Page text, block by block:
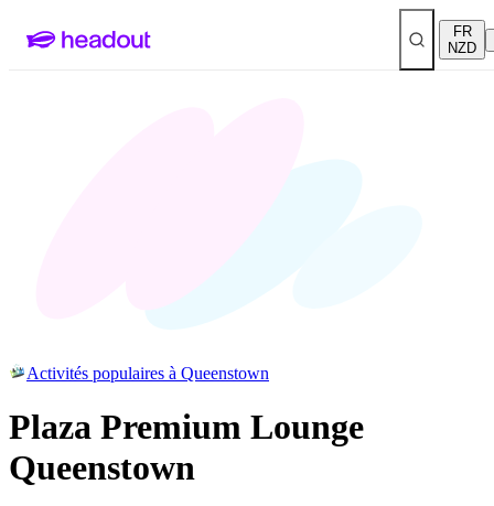
FR
NZD
Activités populaires à Queenstown
Plaza Premium Lounge
Queenstown